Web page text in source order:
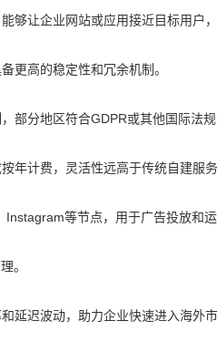
够让企业网站或应用接近目标用户
更高的稳定性和冗余机制。
部分地区符合GDPR或其他国际法规
年计费，灵活性远高于传统自建服务
等节点，用于广告投放和运
。
延迟波动，助力企业快速进入海外